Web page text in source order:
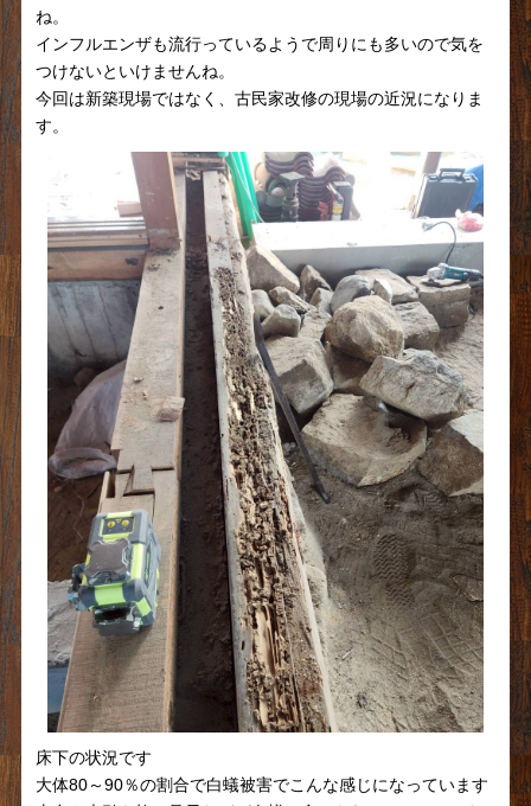
ね。
インフルエンザも流行っているようで周りにも多いので気を
つけないといけませんね。
今回は新築現場ではなく、古民家改修の現場の近況になりま
す。
床下の状況です
大体80～90％の割合で白蟻被害でこんな感じになっています